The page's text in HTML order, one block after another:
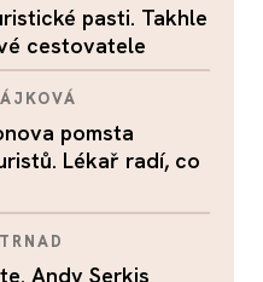
pasti. Takhle
cestovatele
pomsta
Lékař radí, co
Andy Serkis